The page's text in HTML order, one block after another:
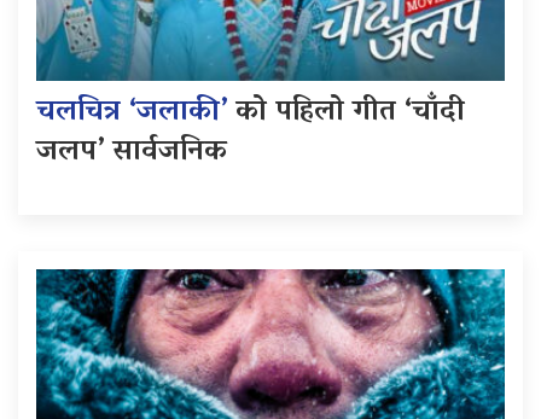
चलचित्र ‘जलाकी’को पहिलो गीत ‘चाँदी
जलप’ सार्वजनिक